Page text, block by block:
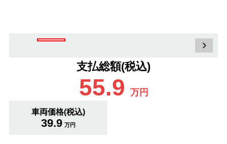
支払総額(税込)
55.9 万円
車両価格(税込)
39.9 万円